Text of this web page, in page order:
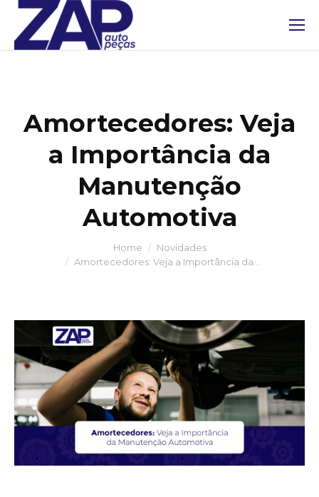
Amortecedores: Veja
a Importância da
Manutenção
Automotiva
Home
Novidades
Amortecedores: Veja a Importância da…